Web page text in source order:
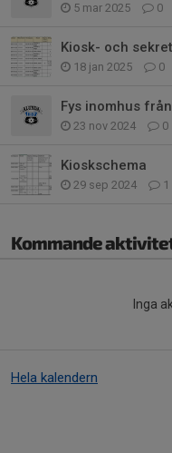
5 mar 2025 0
Kiosk- och
18 jan 2025 0
Fys inomhus
23 nov 2024 0
Kioskschema
29 sep 2024 1
Kommande
Inga
Hela kalendern